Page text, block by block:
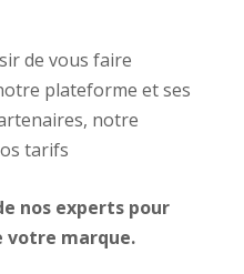
de vous faire
plateforme et ses
notre
tarifs
nos experts pour
votre marque.